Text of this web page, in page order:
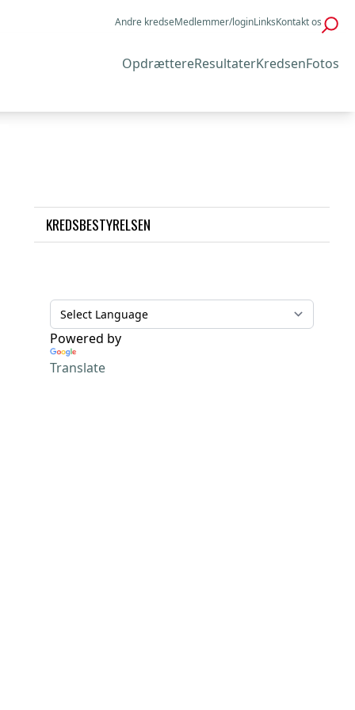
Andre kredseMedlemmer/loginLinksKontakt os
OpdrættereResultaterKredsenFotos
KREDSBESTYRELSEN
Powered by
Translate